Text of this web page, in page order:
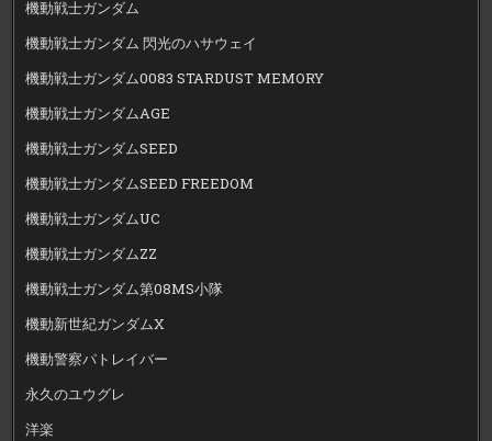
機動戦士ガンダム
機動戦士ガンダム 閃光のハサウェイ
機動戦士ガンダム0083 STARDUST MEMORY
機動戦士ガンダムAGE
機動戦士ガンダムSEED
機動戦士ガンダムSEED FREEDOM
機動戦士ガンダムUC
機動戦士ガンダムZZ
機動戦士ガンダム第08MS小隊
機動新世紀ガンダムX
機動警察パトレイバー
永久のユウグレ
洋楽